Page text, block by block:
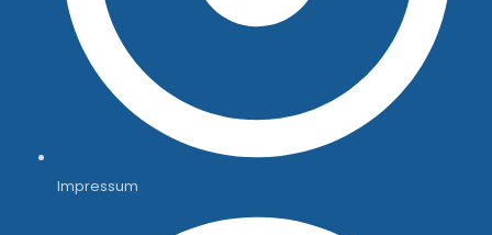
Impressum